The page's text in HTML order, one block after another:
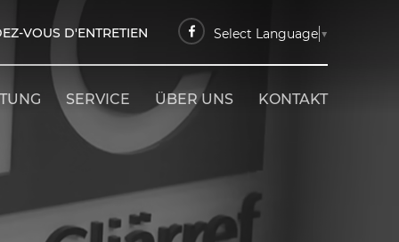
VOUS D'ENTRETIEN Select Language ▼
SERVICE ÜBER UNS KONTAKT